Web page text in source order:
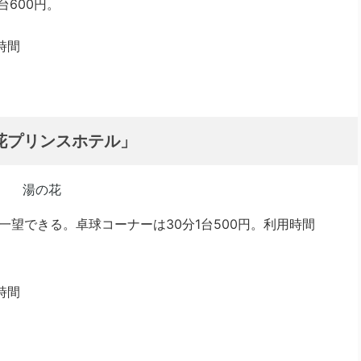
600円。
間
リンスホテル」
望できる。卓球コーナーは30分1台500円。利用時間
間